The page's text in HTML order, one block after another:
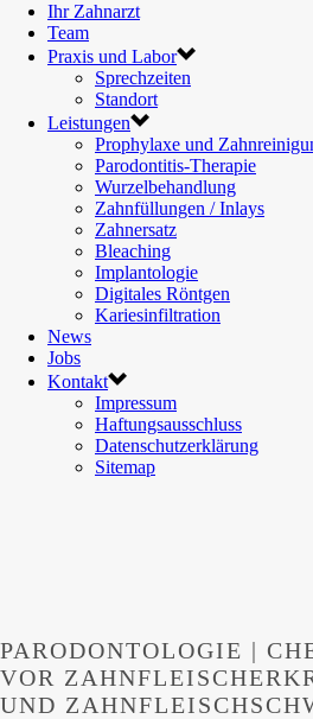
Ihr Zahnarzt
Team
Praxis und Labor
Sprechzeiten
Standort
Leistungen
Prophylaxe und
Parodontitis-Therapie
Wurzelbehandlung
Zahnfüllungen / Inlays
Zahnersatz
Bleaching
Implantologie
Digitales Röntgen
Kariesinfiltration
News
Jobs
Kontakt
Impressum
Haftungsausschluss
Datenschutzerklärung
Sitemap
PARODONTOLOGIE |
VOR
UND